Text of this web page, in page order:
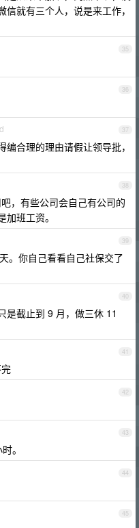
就有三个人，说是来工作，
35
36
37
合理的理由请假让领导批，
38
，有些公司会自己有公司的
班工资。
39
。你自己看看自己社保交了
40
是截止到 9 月，做三休 11
41
42
43
。
44
45